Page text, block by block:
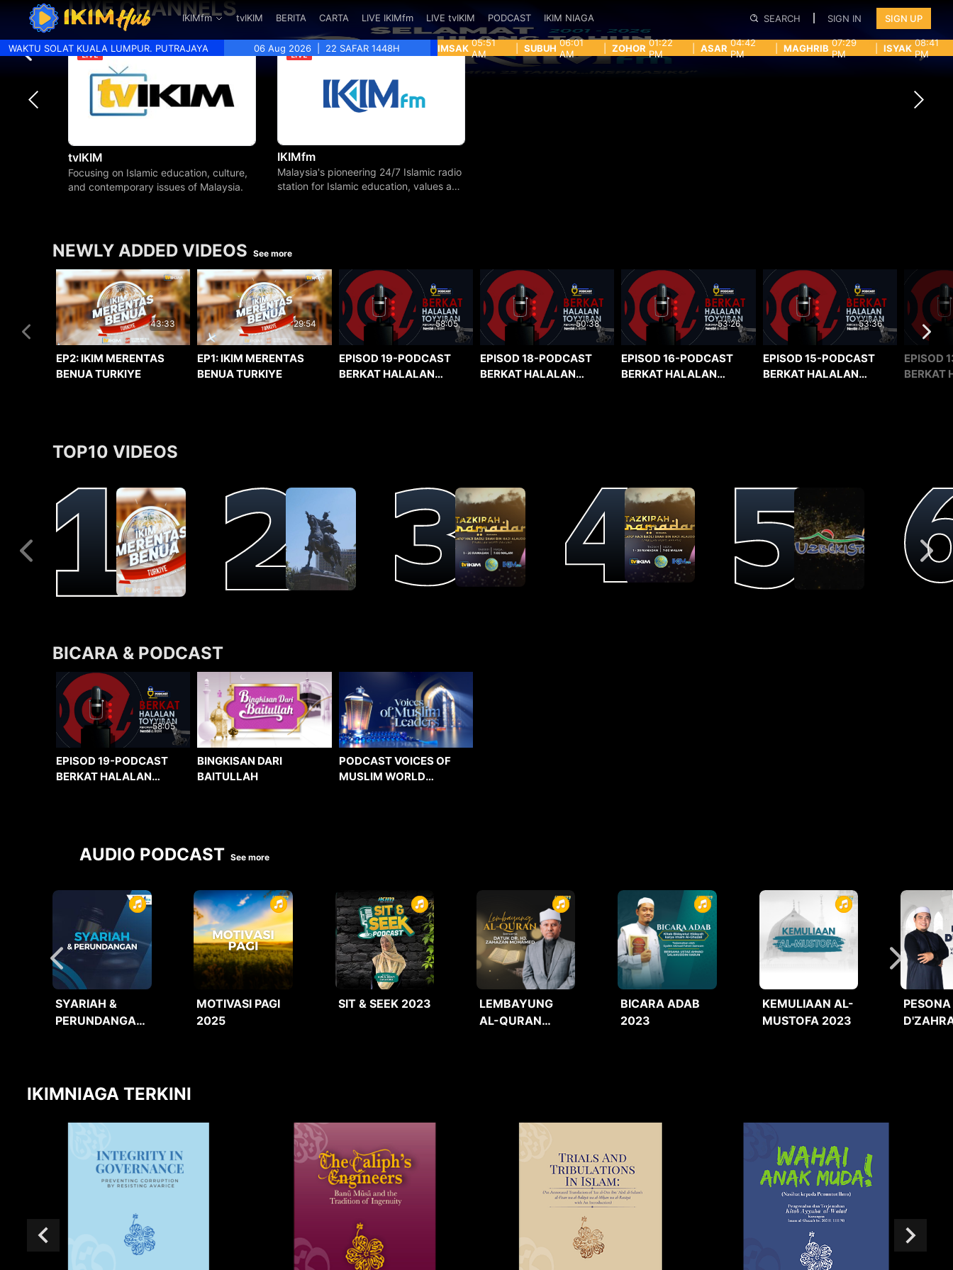
IKIMfm tvIKIM BERITA CARTA LIVE IKIMfm LIVE tvIKIM PODCAST IKIM NIAGA SEARCH SIGN IN SIGN UP
WAKTU SOLAT KUALA LUMPUR. PUTRAJAYA 06 Aug 2026 22 SAFAR 1448H IMSAK 05:51
AM
SUBUH 06:01
AM
ZOHOR 01:22
PM
ASAR 04:42
PM
MAGHRIB 07:29
PM
ISYAK 08:41
PM
LIVE CHANNELS
tvIKIM
Focusing on Islamic education, culture,
and contemporary issues of Malaysia.
IKIMfm
Malaysia's pioneering 24/7 Islamic radio
station for Islamic education, values and
NEWLY ADDED VIDEOS See more
43:33
EP2: IKIM MERENTAS
BENUA TURKIYE
29:54
EP1: IKIM MERENTAS
BENUA TURKIYE
58:05
EPISOD 19-PODCAST
BERKAT HALALAN
50:38
EPISOD 18-PODCAST
BERKAT HALALAN
53:26
EPISOD 16-PODCAST
BERKAT HALALAN
53:36
EPISOD 15-PODCAST
BERKAT HALALAN
EPISOD
BERKAT
TOP10 VIDEOS
BICARA & PODCAST
58:05
EPISOD 19-PODCAST
BERKAT HALALAN
BINGKISAN DARI
BAITULLAH
PODCAST VOICES OF
MUSLIM WORLD
AUDIO PODCAST See more
SYARIAH &
PERUNDANGAN
MOTIVASI PAGI
2025
SIT & SEEK 2023
LEMBAYUNG
AL-QURAN
BICARA ADAB
2023
KEMULIAAN AL-
MUSTOFA 2023
PESONA
IKIMNIAGA TERKINI